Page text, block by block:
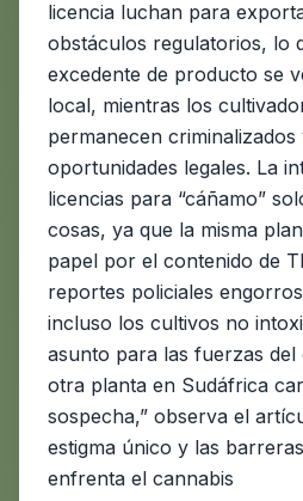
licencia luchan para
obstáculos regulatorios, lo
excedente de producto se
local, mientras los
permanecen criminalizados
oportunidades legales. La
licencias para “cáñamo”
cosas, ya que la misma
papel por el contenido de
reportes policiales
incluso los cultivos no
asunto para las fuerzas del
otra planta en Sudáfrica
sospecha,” observa el
estigma único y las
enfrenta el cannabis